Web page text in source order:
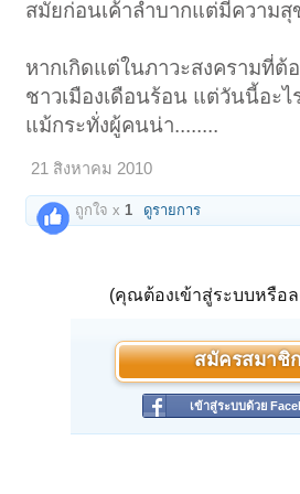
สมัยก่อนเค้าลำบากแต่มีความสุ
หากเกิดแต่ในภาวะสงครามที่ต้
ชาวเมืองเดือนร้อน แต่วันนี้อะไ
แม้กระทั่งผู้คนน่า........
21 สิงหาคม 2010
ถูกใจ x1 ดูรายการ
(คุณต้องเข้าสู่ระบบหรือ
สมัครสมาชิก
เข้าสู่ระบบด้วย